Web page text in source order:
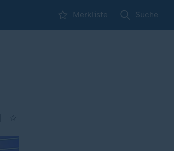
Merkliste Suche